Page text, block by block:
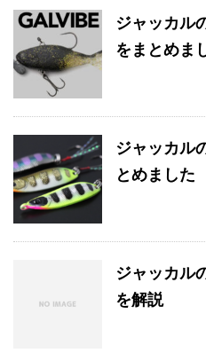
ジャッカル
をまとめま
ジャッカル
とめました
ジャッカル
を解説